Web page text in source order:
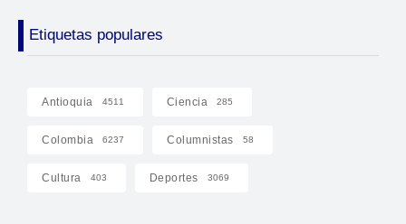
Etiquetas populares
Antioquia 4511 Ciencia 285
Colombia 6237 Columnistas 58
Cultura 403 Deportes 3069